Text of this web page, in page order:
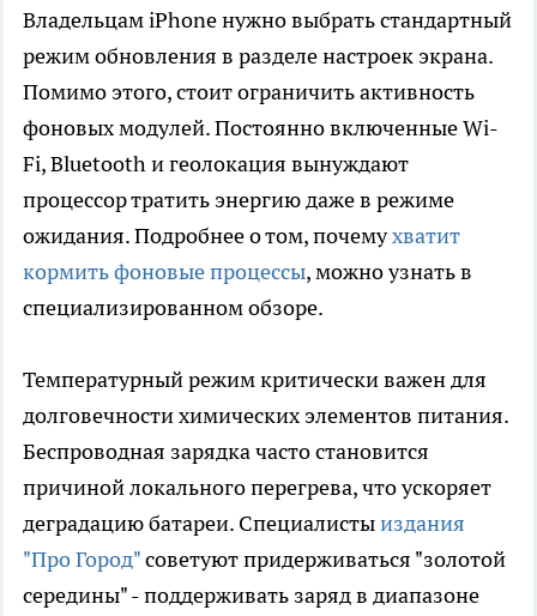
Владельцам iPhone нужно выбрать стандартный
режим обновления в разделе настроек экрана.
Помимо этого, стоит ограничить активность
фоновых модулей. Постоянно включенные Wi-
Fi, Bluetooth и геолокация вынуждают
процессор тратить энергию даже в режиме
ожидания. Подробнее о том, почемухватит
кормить фоновые процессы, можно узнать в
специализированном обзоре.
Температурный режим критически важен для
долговечности химических элементов питания.
Беспроводная зарядка часто становится
причиной локального перегрева, что ускоряет
деградацию батареи. Специалистыиздания
"Про Город"советуют придерживаться "золотой
середины" - поддерживать заряд в диапазоне